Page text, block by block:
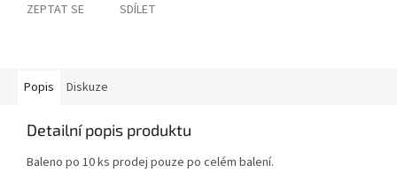
ZEPTAT SE SDÍLET
Popis Diskuze
Detailní popis produktu
Baleno po 10 ks prodej pouze po celém balení.